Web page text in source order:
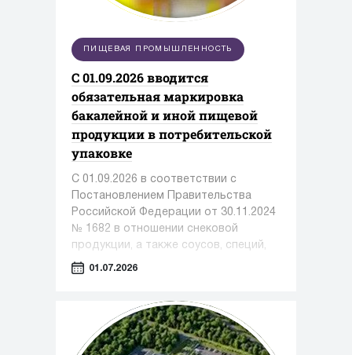
ПИЩЕВАЯ ПРОМЫШЛЕННОСТЬ
С 01.09.2026 вводится
обязательная маркировка
бакалейной и иной пищевой
продукции в потребительской
упаковке
С 01.09.2026 в соответствии с
Постановлением Правительства
Российской Федерации от 30.11.2024
№ 1682 в отношении снековой
продукции, а также соусов, специй,
приправ становится обязательной
розничной реализации продукции
01.07.2026